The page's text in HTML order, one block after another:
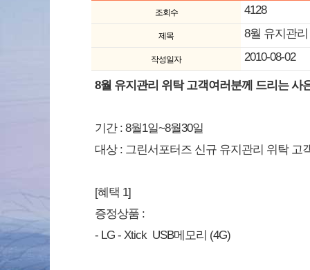
조회수 4128
제목 8월 유지관
작성일자 2010-08-02
8월 유지관리 위탁 고객여러분께 드리는 사
기간 : 8월1일~8월30일
대상 : 그린서포터즈 신규 유지관리 위탁 고
[혜택 1]
증정상품 :
- LG - Xtick USB메모리 (4G)